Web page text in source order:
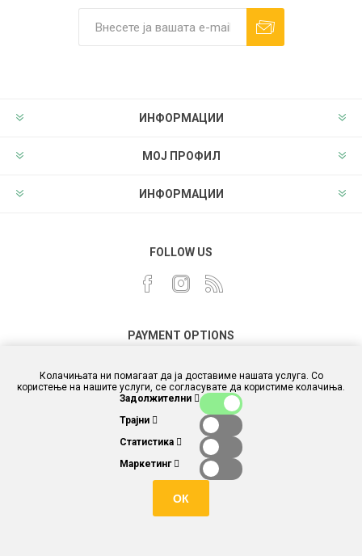
ИНФОРМАЦИИ
МОЈ ПРОФИЛ
ИНФОРМАЦИИ
FOLLOW US
PAYMENT OPTIONS
Колачињата ни помагаат да ја доставиме нашата услуга. Со
користење на нашите услуги, се согласувате да користиме колачиња.
Задолжителни
Трајни
Статистика
Маркетинг
ОК